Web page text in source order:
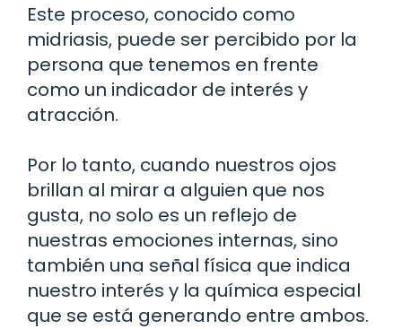
Este proceso, conocido como
midriasis, puede ser percibido por la
persona que tenemos en frente
como un indicador de interés y
atracción.
Por lo tanto, cuando nuestros ojos
brillan al mirar a alguien que nos
gusta, no solo es un reflejo de
nuestras emociones internas, sino
también una señal física que indica
nuestro interés y la química especial
que se está generando entre ambos.